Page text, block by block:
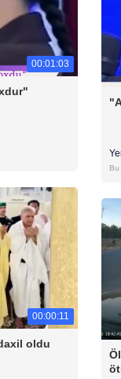
00:01:03
00:00:11
oldu